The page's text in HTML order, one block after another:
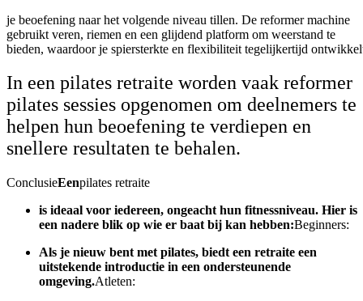
je beoefening naar het volgende niveau tillen. De reformer machine
gebruikt veren, riemen en een glijdend platform om weerstand te
bieden, waardoor je spiersterkte en flexibiliteit tegelijkertijd
In een pilates retraite worden vaak reformer
pilates sessies opgenomen om deelnemers te
helpen hun beoefening te verdiepen en
snellere resultaten te behalen.
ConclusieEenpilates retraite
is ideaal voor iedereen, ongeacht hun fitnessniveau. Hier is
een nadere blik op wie er baat bij kan hebben:Beginners:
Als je nieuw bent met pilates, biedt een retraite een
uitstekende introductie in een ondersteunende
omgeving.Atleten: